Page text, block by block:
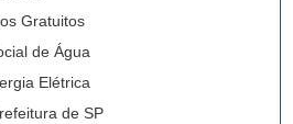
Gratuitos
de Água
Elétrica
de SP